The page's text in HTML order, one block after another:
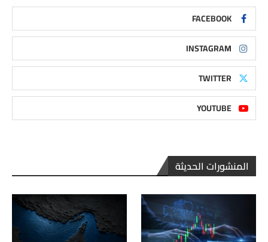
FACEBOOK
INSTAGRAM
TWITTER
YOUTUBE
المنشورات الحديثة